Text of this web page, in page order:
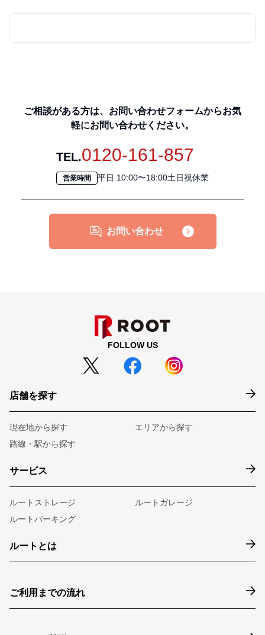
ご相談がある方は、お問い合わせフォームからお気
軽にお問い合わせください。
TEL.0120-161-857
営業時間 平日 10:00〜18:00土日祝休業
お問い合わせ
FOLLOW US
店舗を探す
現在地から探す
エリアから探す
路線・駅から探す
サービス
ルートストレージ
ルートガレージ
ルートパーキング
ルートとは
ご利用までの流れ